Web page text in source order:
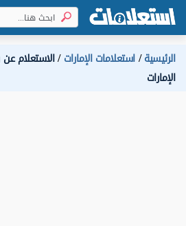
الرئيسية استعلامات الإمارات الاستعلام
الإمارات